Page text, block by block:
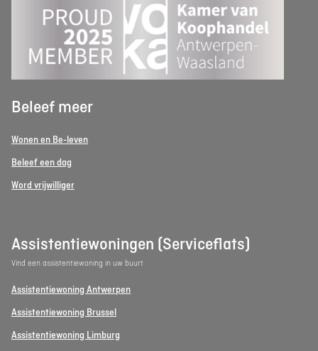
Beleef meer
Wonen en Be-leven
Beleef een dag
Word vrijwilliger
Assistentiewoningen (Serviceflats)
Vind een assistentiewoning in uw buurt
Assistentiewoning Antwerpen
Assistentiewoning Brussel
Assistentiewoning Limburg